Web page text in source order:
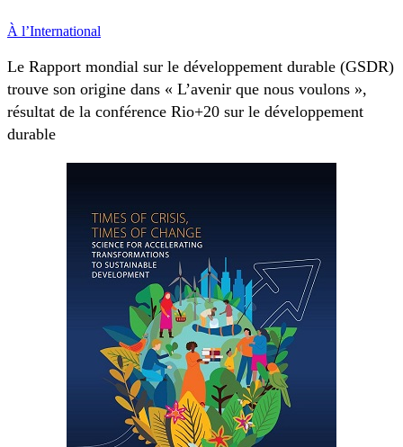
À l’International
Le Rapport mondial sur le développement durable (GSDR)
trouve son origine dans « L’avenir que nous voulons »,
résultat de la conférence Rio+20 sur le développement
durable